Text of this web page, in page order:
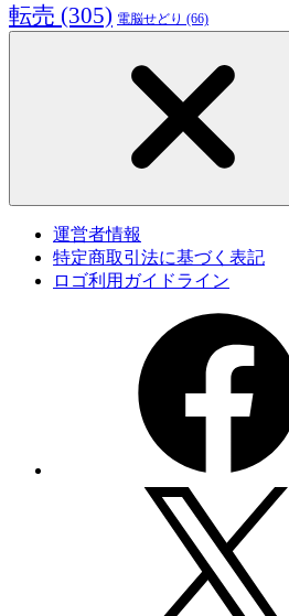
転売 (305) 電脳せどり (66)
運営者情報
特定商取引法に基づく表記
ロゴ利用ガイドライン